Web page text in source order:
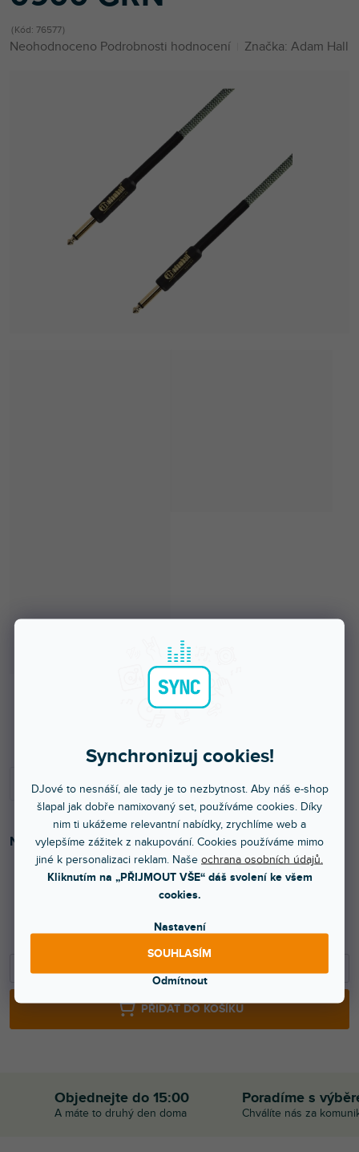
Synchronizuj cookies!
DJové to nesnáší, ale tady je to nezbytnost. Aby náš e-shop
šlapal jak dobře namixovaný set, používáme cookies. Díky
nim ti ukážeme relevantní nabídky, zrychlíme web a
vylepšíme zážitek z nakupování. Cookies používáme mimo
jiné k personalizaci reklam. Naše ochrana osobních údajů.
Kliknutím na „PŘIJMOUT VŠE“ dáš svolení ke všem
cookies.
Nastavení
Odmítnout
SOUHLASÍM
Kód: 76577
Průměrné
Neohodnoceno Podrobnosti hodnocení Značka: Adam Hall
454 Kč bez DPH
PŘIDAT DO KOŠÍKU
Nástrojový kabel Nylonový plášť Adam Hall® Jack TS 9 m.
Objednejte do 15:00
A máte to druhý den doma
Poradíme s
Chválíte nás za